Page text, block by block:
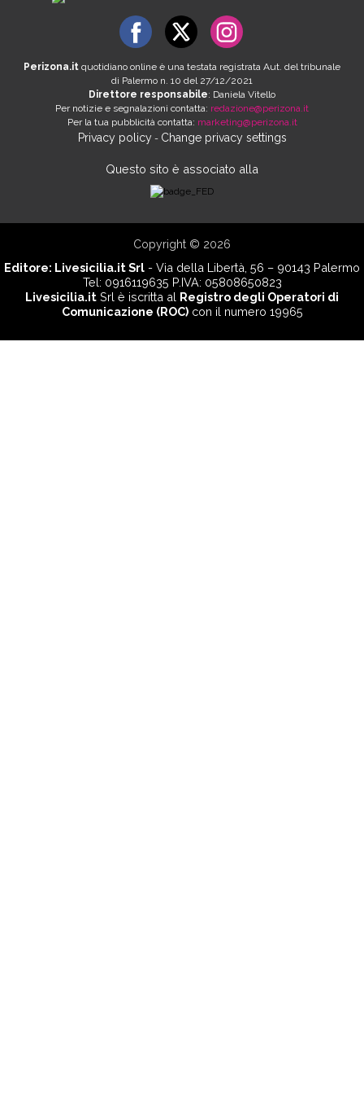
Perizona.it quotidiano online è una testata registrata Aut. del tribunale
di Palermo n. 10 del 27/12/2021
Direttore responsabile: Daniela Vitello
Per notizie e segnalazioni contatta: redazione@perizona.it
Per la tua pubblicità contatta: marketing@perizona.it
Privacy policy- Change privacy settings
Questo sito è associato alla
Copyright © 2026
Editore: Livesicilia.it Srl - Via della Libertà, 56 – 90143 Palermo
Tel: 0916119635 P.IVA: 05808650823
Livesicilia.it Srl è iscritta al Registro degli Operatori di
Comunicazione (ROC)con il numero 19965